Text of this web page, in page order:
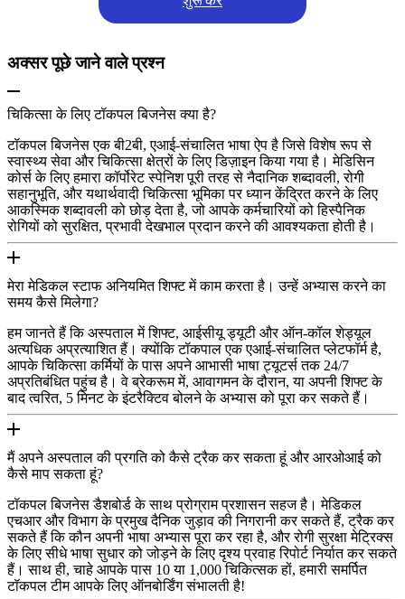
अक्सर पूछे जाने वाले प्रश्न
चिकित्सा के लिए टॉकपल बिजनेस क्या है?
टॉकपल बिजनेस एक बी2बी, एआई-संचालित भाषा ऐप है जिसे विशेष रूप से
स्वास्थ्य सेवा और चिकित्सा क्षेत्रों के लिए डिज़ाइन किया गया है। मेडिसिन
कोर्स के लिए हमारा कॉर्पोरेट स्पेनिश पूरी तरह से नैदानिक शब्दावली, रोगी
सहानुभूति, और यथार्थवादी चिकित्सा भूमिका पर ध्यान केंद्रित करने के लिए
आकस्मिक शब्दावली को छोड़ देता है, जो आपके कर्मचारियों को हिस्पैनिक
रोगियों को सुरक्षित, प्रभावी देखभाल प्रदान करने की आवश्यकता होती है।
मेरा मेडिकल स्टाफ अनियमित शिफ्ट में काम करता है। उन्हें अभ्यास करने का
समय कैसे मिलेगा?
हम जानते हैं कि अस्पताल में शिफ्ट, आईसीयू ड्यूटी और ऑन-कॉल शेड्यूल
अत्यधिक अप्रत्याशित हैं। क्योंकि टॉकपाल एक एआई-संचालित प्लेटफॉर्म है,
आपके चिकित्सा कर्मियों के पास अपने आभासी भाषा ट्यूटर्स तक 24/7
अप्रतिबंधित पहुंच है। वे ब्रेकरूम में, आवागमन के दौरान, या अपनी शिफ्ट के
बाद त्वरित, 5 मिनट के इंटरैक्टिव बोलने के अभ्यास को पूरा कर सकते हैं।
मैं अपने अस्पताल की प्रगति को कैसे ट्रैक कर सकता हूं और आरओआई को
कैसे माप सकता हूं?
टॉकपल बिजनेस डैशबोर्ड के साथ प्रोग्राम प्रशासन सहज है। मेडिकल
एचआर और विभाग के प्रमुख दैनिक जुड़ाव की निगरानी कर सकते हैं, ट्रैक कर
सकते हैं कि कौन अपनी भाषा अभ्यास पूरा कर रहा है, और रोगी सुरक्षा मेट्रिक्स
के लिए सीधे भाषा सुधार को जोड़ने के लिए दृश्य प्रवाह रिपोर्ट निर्यात कर सकते
हैं। साथ ही, चाहे आपके पास 10 या 1,000 चिकित्सक हों, हमारी समर्पित
टॉकपल टीम आपके लिए ऑनबोर्डिंग संभालती है!